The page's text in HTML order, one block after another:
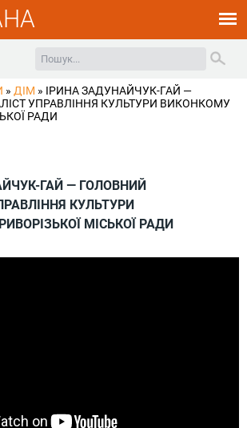
» ДІМ » ІРИНА ЗАДУНАЙЧУК-ГАЙ —
УПРАВЛІННЯ КУЛЬТУРИ ВИКОНКОМУ
РАДИ
ГАЙ — ГОЛОВНИЙ
КУЛЬТУРИ
МІСЬКОЇ РАДИ